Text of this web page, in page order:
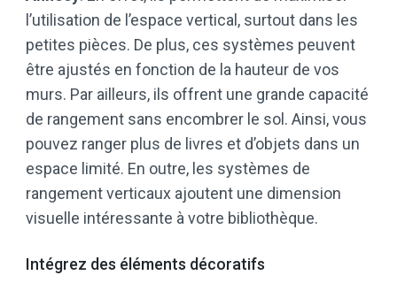
l’utilisation de l’espace vertical, surtout dans les
petites pièces. De plus, ces systèmes peuvent
être ajustés en fonction de la hauteur de vos
murs. Par ailleurs, ils offrent une grande capacité
de rangement sans encombrer le sol. Ainsi, vous
pouvez ranger plus de livres et d’objets dans un
espace limité. En outre, les systèmes de
rangement verticaux ajoutent une dimension
visuelle intéressante à votre bibliothèque.
Intégrez des éléments décoratifs